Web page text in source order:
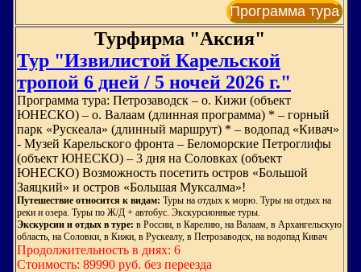
Программа тура
Турфирма "Аксия"
Тур "Извилистой Карельской
тропой 6 дней / 5 ночей 2026 г."
Программа тура: Петрозаводск – о. Кижи (объект
ЮНЕСКО) – о. Валаам (длинная программа) * – горный
парк «Рускеала» (длинный маршрут) * – водопад «Кивач»
- Музей Карельского фронта – Беломорские Петроглифы
(объект ЮНЕСКО) – 3 дня на Соловках (объект
ЮНЕСКО) Возможность посетить остров «Большой
Заяцкий» и остров «Большая Муксалма»!
Путешествие относится к видам: Туры на отдых к морю. Туры на отдых на
реки и озера. Туры по Ж/Д + автобус. Экскурсионные туры.
Экскурсии и отдых в туре: в России, в Карелию, на Валаам, в Архангельскую
область, на Соловки, в Кижи, в Рускеалу, в Петрозаводск, на водопад Кивач
Продолжительность в днях: 6
Стоимость: 89990 руб. без переезда